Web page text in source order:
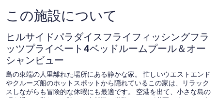
この施設について
ヒルサイドパラダイスフライフィッシングフラ
ッツプライベート4ベッドルームプール＆オー
シャンビュー
島の東端の人里離れた場所にある静かな家。 忙しいウエストエンド
やクルーズ船のホットスポットから隠れているこの家は、リラック
スしながらも冒険的な休暇にも最適です。 空港を出て、小さな島の